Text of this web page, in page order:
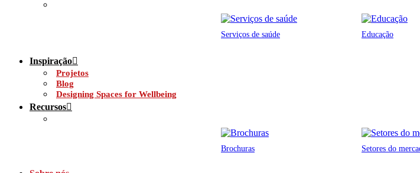
Serviços de saúde Educação
Inspiração
Projetos
Blog
Designing Spaces for Wellbeing
Recursos
Brochuras Setores do